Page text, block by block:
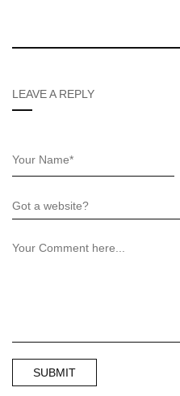
LEAVE A REPLY